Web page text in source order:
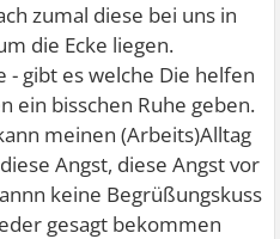
zumal diese bei uns in
die Ecke liegen.
gibt es welche Die helfen
ein bisschen Ruhe geben.
meinen (Arbeits)Alltag
Angst, diese Angst vor
keine Begrüßungskuss
gesagt bekommen